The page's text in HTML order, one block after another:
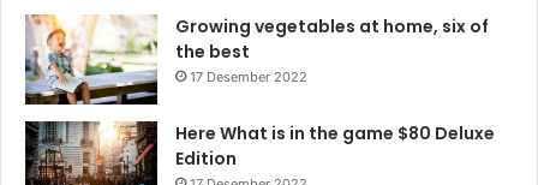
Growing vegetables at home, six of
the best
17 Desember 2022
Here What is in the game $80 Deluxe
Edition